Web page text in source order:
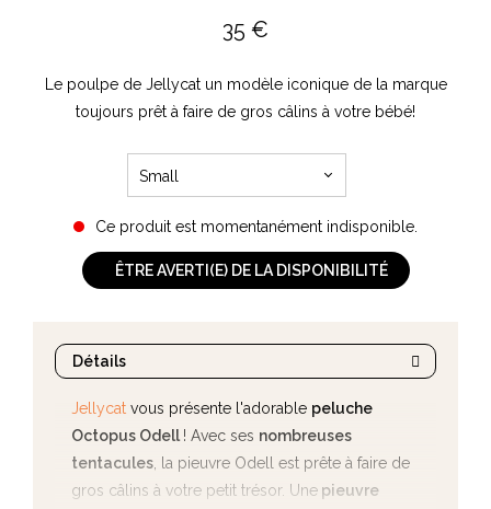
35 €
Le poulpe de Jellycat un modèle iconique de la marque
toujours prêt à faire de gros câlins à votre bébé!
Small
Ce produit est momentanément indisponible.
ÊTRE AVERTI(E) DE LA DISPONIBILITÉ
Détails
Jellycat vous présente l'adorable peluche
Octopus Odell ! Avec ses nombreuses
tentacules , la pieuvre Odell est prête à faire de
gros câlins à votre petit trésor. Une pieuvre